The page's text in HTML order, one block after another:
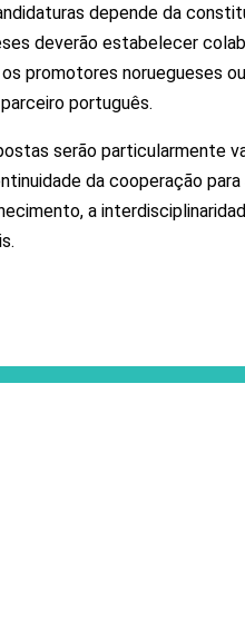
depende da
deverão estabelecer
promotores noruegueses
português.
serão particularmente
da cooperação
a